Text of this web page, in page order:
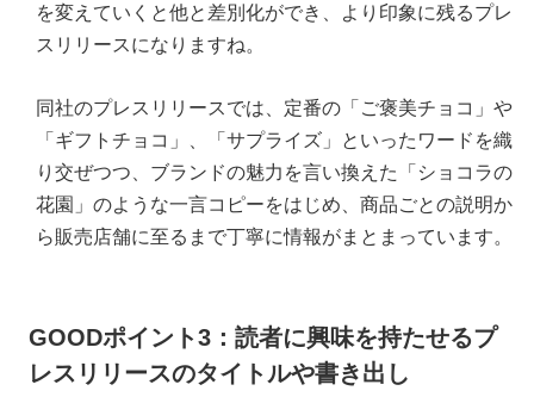
を変えていくと他と差別化ができ、より印象に残るプレ
スリリースになりますね。
同社のプレスリリースでは、定番の「ご褒美チョコ」や
「ギフトチョコ」、「サプライズ」といったワードを織
り交ぜつつ、ブランドの魅力を言い換えた「ショコラの
花園」のような一言コピーをはじめ、商品ごとの説明か
ら販売店舗に至るまで丁寧に情報がまとまっています。
GOODポイント3：読者に興味を持たせるプ
レスリリースのタイトルや書き出し